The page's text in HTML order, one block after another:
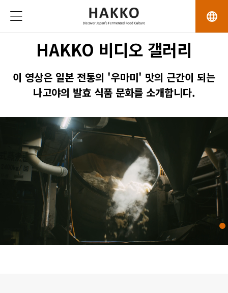
language
HAKKO 비디오 갤러리
이 영상은 일본 전통의 '우마미' 맛의 근간이 되는
나고야의 발효 식품 문화를 소개합니다.